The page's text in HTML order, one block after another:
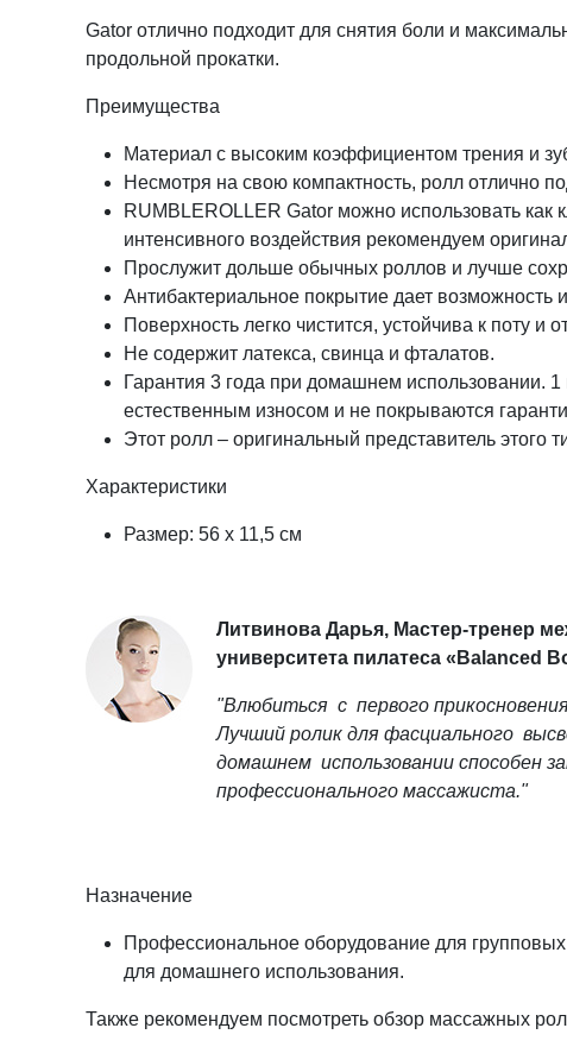
Gator отлично подходит для снятия боли и
продольной прокатки.
Преимущества
Материал с высоким коэффициентом трения и
Несмотря на свою компактность, ролл отлично
RUMBLEROLLER Gator можно использовать
интенсивного воздействия рекомендуем
Прослужит дольше обычных роллов и лучше
Антибактериальное покрытие дает возможность
Поверхность легко чистится, устойчива к поту и
Не содержит латекса, свинца и фталатов.
Гарантия 3 года при домашнем использовании.
естественным износом и не покрываются
Этот ролл – оригинальный представитель этого
Характеристики
Размер: 56 х 11,5 см
Литвинова Дарья, Мастер-тренер
университета пилатеса «Balanсed
"Влюбиться с первого
Лучший ролик для фасциального
домашнем использовании способен
профессионального массажиста."
Назначение
Профессиональное оборудование для
для домашнего использования.
Также рекомендуем посмотреть обзор массажных